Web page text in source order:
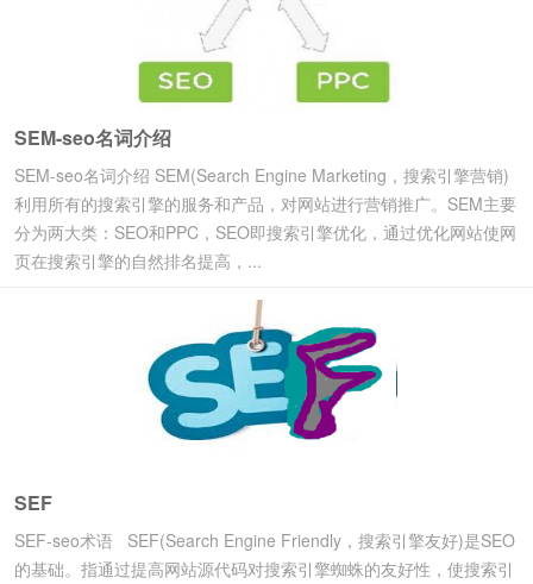
SEM-seo名词介绍
SEM-seo名词介绍 SEM(Search Engine Marketing，搜索引擎营销)
利用所有的搜索引擎的服务和产品，对网站进行营销推广。SEM主要
分为两大类：SEO和PPC，SEO即搜索引擎优化，通过优化网站使网
页在搜索引擎的自然排名提高，...
SEF
SEF-seo术语 SEF(Search Engine Friendly，搜索引擎友好)是SEO
的基础。指通过提高网站源代码对搜索引擎蜘蛛的友好性，使搜索引